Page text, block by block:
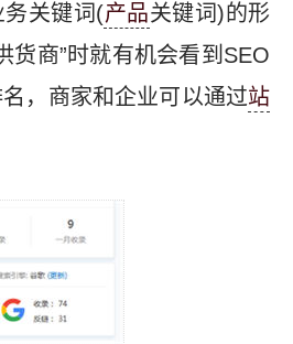
关键词(产品关键词)的形
货商”时就有机会看到SEO
，商家和企业可以通过站